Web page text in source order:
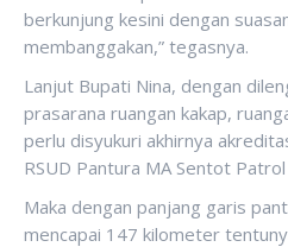
berkunjung kesini dengan
membanggakan,” tegasnya.
Lanjut Bupati Nina, dengan
prasarana ruangan kakap,
perlu disyukuri akhirnya
RSUD Pantura MA Sentot
Maka dengan panjang garis
mencapai 147 kilometer